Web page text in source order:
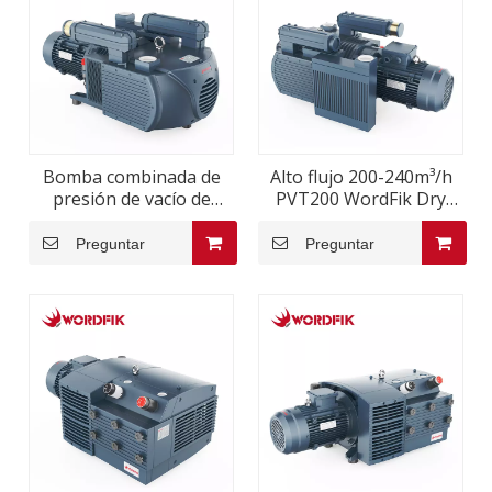
Bomba combinada de
presión de vacío de
paletas rotativas secas
Wordfik PVT250 de 250
Preguntar
Alto flujo 200-240m³/h
PVT200 WordFik Dry
Vane rotativo Valor de
vacío Bomba de presión
de vacío 5.5kW 6.6kW
Preguntar